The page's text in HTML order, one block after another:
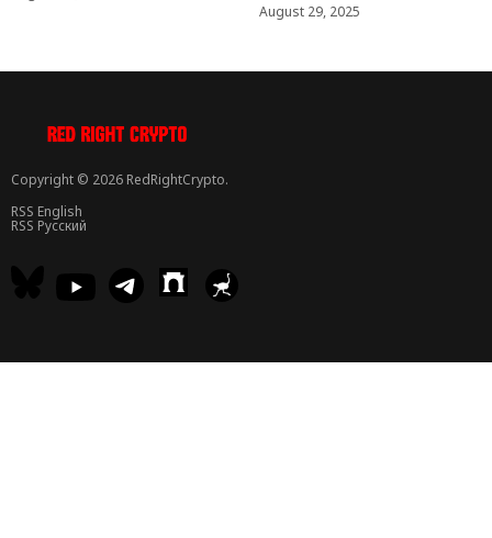
August 29, 2025
Copyright © 2026 RedRightCrypto.
RSS English
RSS Русский